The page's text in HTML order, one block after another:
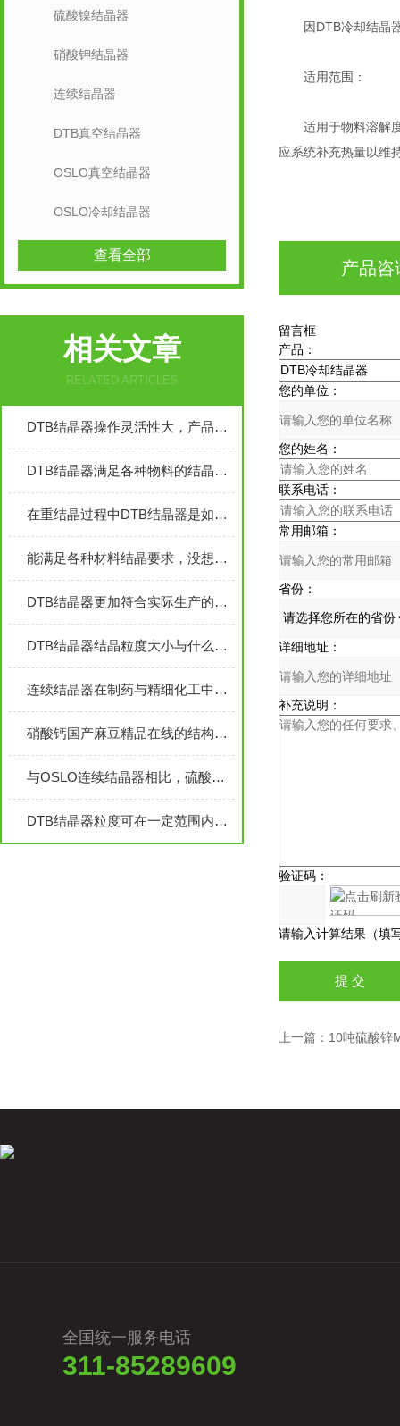
硫酸镍结晶器
硝酸钾结晶器
连续结晶器
DTB真空结晶器
OSLO真空结晶器
OSLO冷却结晶器
查看全部
相关文章
RELATED ARTICLES
DTB结晶器操作灵活性大，产品粒度均匀
DTB结晶器满足各种物料的结晶要求
在重结晶过程中DTB结晶器是如何应用的？
能满足各种材料结晶要求，没想到DTB结晶器“包容性”这么强
DTB结晶器更加符合实际生产的工况
DTB结晶器结晶粒度大小与什么因素相关？
连续结晶器在制药与精细化工中的应用
硝酸钙国产麻豆精品在线的结构特点主要包括以下几个方面
与OSLO连续结晶器相比，硫酸镍连续结晶器有这些优势
DTB结晶器粒度可在一定范围内调整
因DTB冷却结晶器
适用范围：
适用于物料溶解度
应系统补充热量以维
产品咨
留言框
产品：
您的单位：
您的姓名：
联系电话：
常用邮箱：
省份：
详细地址：
补充说明：
验证码：
请输入计算结果（填
上一篇： 10吨硫酸锌
全国统一服务电话
311-85289609